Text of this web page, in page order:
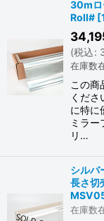
30m
Roll# [
(税込:
在庫数
この商
くだ
に特に
ミラー
リ…
シルバ
長さ切
在庫数